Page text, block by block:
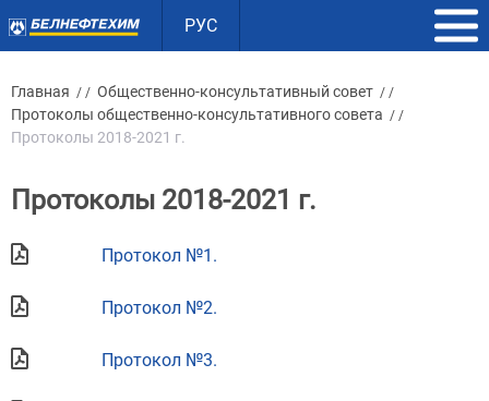
РУС
Главная / / Общественно-консультативный совет / /
Протоколы общественно-консультативного совета / /
Протоколы 2018-2021 г.
Протоколы 2018-2021 г.
Протокол №1.
Протокол №2.
Протокол №3.